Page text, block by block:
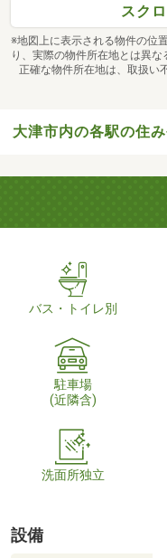
スク
※地図上に表示される物件の位
り、実際の物件所在地とは異な
正確な物件所在地は、取扱い
大津市内の各駅の住
バス・トイレ別
駐車場
(近隣含)
洗面所独立
設備